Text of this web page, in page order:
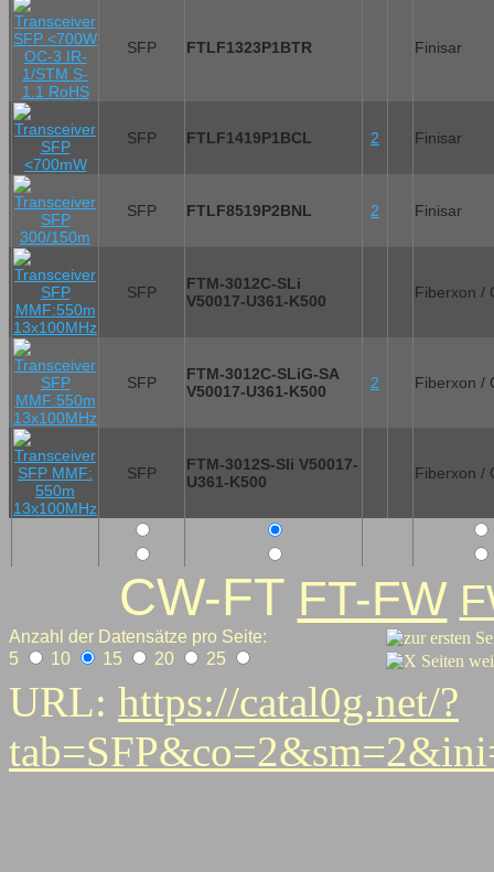
SFP FTLF1323P1BTR Finisar
SFP FTLF1419P1BCL 2 Finisar
SFP FTLF8519P2BNL 2 Finisar
SFP
FTM-3012C-SLi
V50017-U361-K500
Fiberxon /
SFP
FTM-3012C-SLiG-SA
V50017-U361-K500
2 Fiberxon /
SFP
FTM-3012S-Sli V50017-
U361-K500
Fiberxon /
CW-FT FT-FW
Anzahl der Datensätze pro Seite:
5
10 15 20 25
URL: https://catal0g.net/?